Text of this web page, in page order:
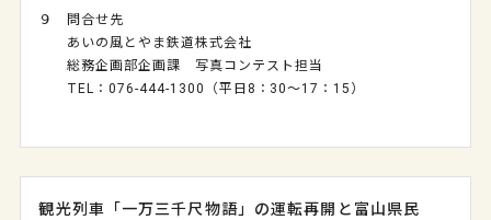
９ 問合せ先
あいの風とやま鉄道株式会社
総務企画部企画課 写真コンテスト担当
TEL：076‐444‐1300（平日8：30～17：15）
観光列車「一万三千尺物語」の運転再開と富山県民